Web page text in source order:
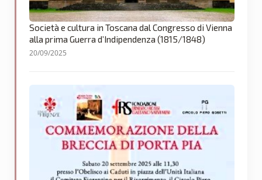
Società e cultura in Toscana dal Congresso di Vienna
alla prima Guerra d’Indipendenza (1815/1848)
20/09/2025